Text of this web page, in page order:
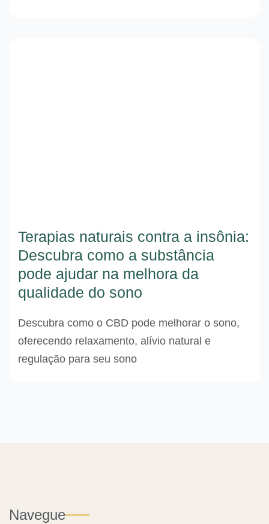
Terapias naturais contra a insônia:
Descubra como a substância
pode ajudar na melhora da
qualidade do sono
Descubra como o CBD pode melhorar o sono,
oferecendo relaxamento, alívio natural e
regulação para seu sono
Navegue